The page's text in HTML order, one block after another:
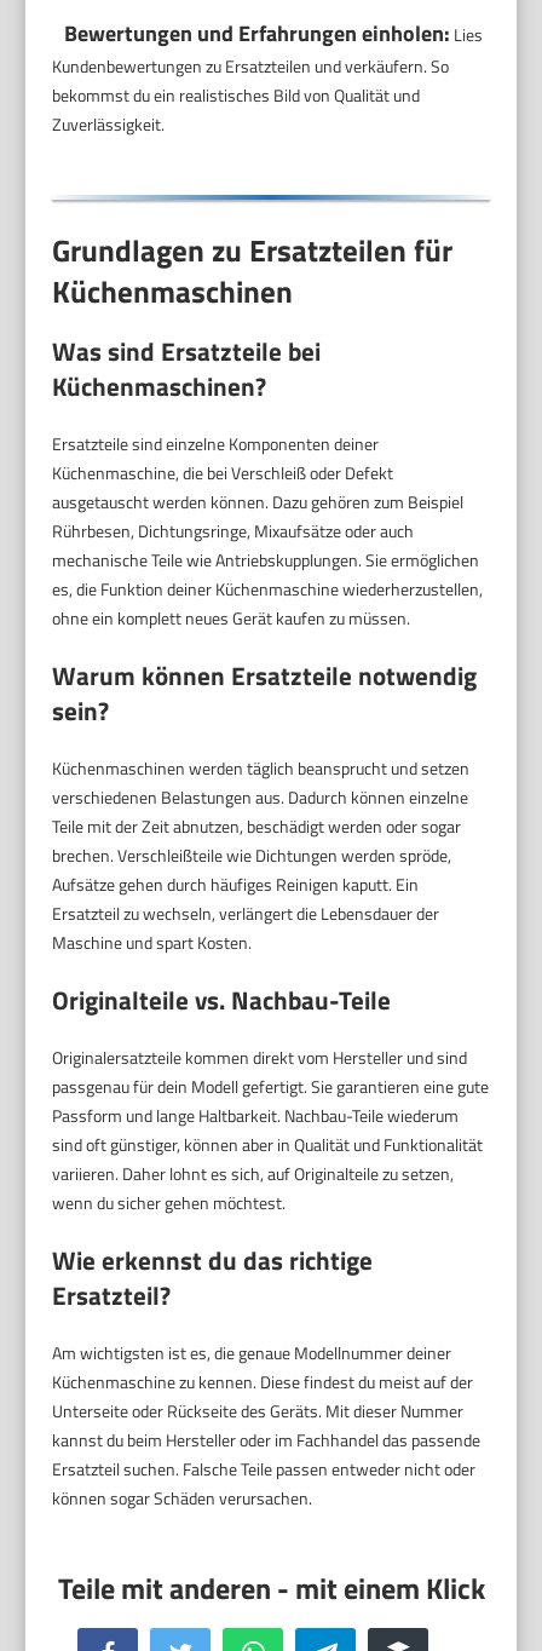
Bewertungen und Erfahrungen einholen: Lies
Kundenbewertungen zu Ersatzteilen und verkäufern. So
bekommst du ein realistisches Bild von Qualität und
Zuverlässigkeit.
Grundlagen zu Ersatzteilen für
Küchenmaschinen
Was sind Ersatzteile bei
Küchenmaschinen?
Ersatzteile sind einzelne Komponenten deiner
Küchenmaschine, die bei Verschleiß oder Defekt
ausgetauscht werden können. Dazu gehören zum Beispiel
Rührbesen, Dichtungsringe, Mixaufsätze oder auch
mechanische Teile wie Antriebskupplungen. Sie ermöglichen
es, die Funktion deiner Küchenmaschine wiederherzustellen,
ohne ein komplett neues Gerät kaufen zu müssen.
Warum können Ersatzteile notwendig
sein?
Küchenmaschinen werden täglich beansprucht und setzen
verschiedenen Belastungen aus. Dadurch können einzelne
Teile mit der Zeit abnutzen, beschädigt werden oder sogar
brechen. Verschleißteile wie Dichtungen werden spröde,
Aufsätze gehen durch häufiges Reinigen kaputt. Ein
Ersatzteil zu wechseln, verlängert die Lebensdauer der
Maschine und spart Kosten.
Originalteile vs. Nachbau-Teile
Originalersatzteile kommen direkt vom Hersteller und sind
passgenau für dein Modell gefertigt. Sie garantieren eine gute
Passform und lange Haltbarkeit. Nachbau-Teile wiederum
sind oft günstiger, können aber in Qualität und Funktionalität
variieren. Daher lohnt es sich, auf Originalteile zu setzen,
wenn du sicher gehen möchtest.
Wie erkennst du das richtige
Ersatzteil?
Am wichtigsten ist es, die genaue Modellnummer deiner
Küchenmaschine zu kennen. Diese findest du meist auf der
Unterseite oder Rückseite des Geräts. Mit dieser Nummer
kannst du beim Hersteller oder im Fachhandel das passende
Ersatzteil suchen. Falsche Teile passen entweder nicht oder
können sogar Schäden verursachen.